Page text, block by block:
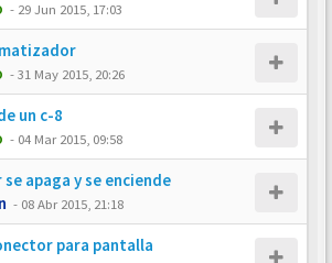
- 29 Jun 2015, 17:03
-31 May 2015, 20:26
un c-8
- 04 Mar 2015, 09:58
apaga y se enciende
- 08 Abr 2015, 21:18
para pantalla